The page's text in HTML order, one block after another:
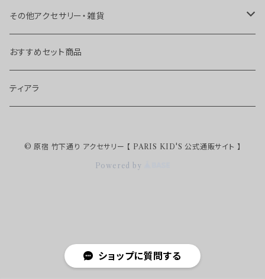
ショップに質問する
ボディピアス
アンクレット
チョーカー
トゥリング
ヘアピン
ヘアゴム
ヘアクリップ
その他アクセサリー・雑貨
ブローチ
キーホルダー
おすすめセット商品
ティアラ
© 原宿 竹下通り アクセサリー 【 PARIS KID'S 公式通販サイト 】
Powered by